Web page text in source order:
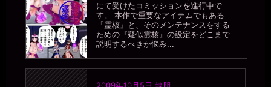
にて受けたコミッションを進行中で
す。 本作で重要なアイテムでもある
『霊核』と、そのメンテナンスをする
ための『疑似霊核』の設定をどこまで
説明するべきか悩み...